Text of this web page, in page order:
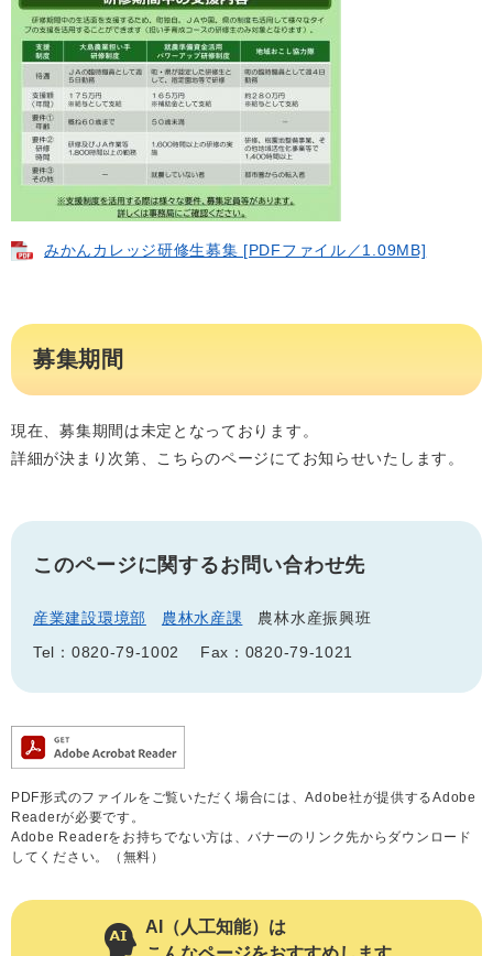
みかんカレッジ研修生募集 [PDFファイル／1.09MB]
募集期間
現在、募集期間は未定となっております。
詳細が決まり次第、こちらのページにてお知らせいたします。
このページに関するお問い合わせ先
産業建設環境部 農林水産課
農林水産振興班
Tel：0820-79-1002
Fax：0820-79-1021
PDF形式のファイルをご覧いただく場合には、Adobe社が提供するAdobe
Readerが必要です。
Adobe Readerをお持ちでない方は、バナーのリンク先からダウンロード
してください。（無料）
AI（人工知能）は